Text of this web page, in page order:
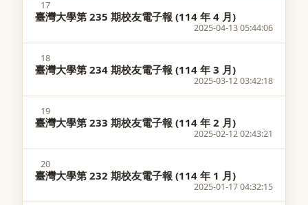
17
臺灣大學第 235 期校友電子報 (114 年 4 月)
2025-04-13 05:44:06
18
臺灣大學第 234 期校友電子報 (114 年 3 月)
2025-03-12 03:42:18
19
臺灣大學第 233 期校友電子報 (114 年 2 月)
2025-02-12 02:43:21
20
臺灣大學第 232 期校友電子報 (114 年 1 月)
2025-01-17 04:32:15